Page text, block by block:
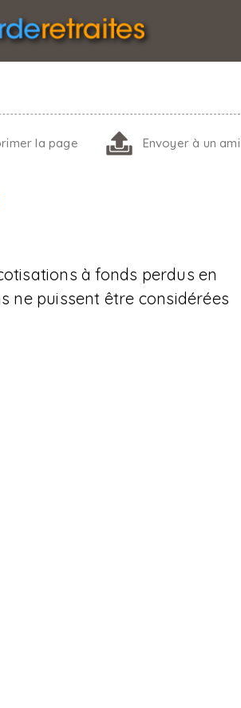
la page Envoyer à un ami
à fonds perdus en
ne puissent être considérées